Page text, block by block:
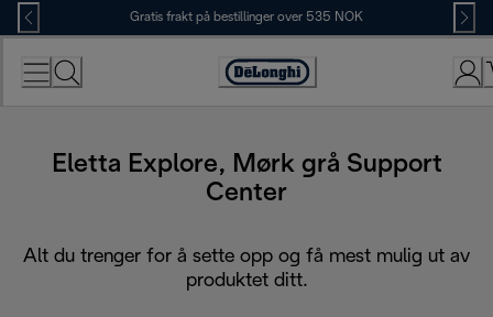
Skip
to
Content
Gratis frakt på bestillinger over 535 NOK
Accessibility
Eletta Explore, Mørk grå Support
Center
Alt du trenger for å sette opp og få mest mulig ut av
produktet ditt.